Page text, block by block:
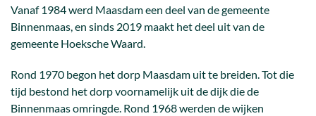
Vanaf 1984 werd Maasdam een deel van de gemeente
Binnenmaas, en sinds 2019 maakt het deel uit van de
gemeente Hoeksche Waard.
Rond 1970 begon het dorp Maasdam uit te breiden. Tot die
tijd bestond het dorp voornamelijk uit de dijk die de
Binnenmaas omringde. Rond 1968 werden de wijken